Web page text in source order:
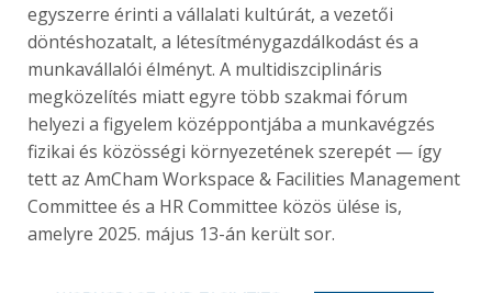
egyszerre érinti a vállalati kultúrát, a vezetői
döntéshozatalt, a létesítménygazdálkodást és a
munkavállalói élményt. A multidiszciplináris
megközelítés miatt egyre több szakmai fórum
helyezi a figyelem középpontjába a munkavégzés
fizikai és közösségi környezetének szerepét — így
tett az AmCham Workspace & Facilities Management
Committee és a HR Committee közös ülése is,
amelyre 2025. május 13-án került sor.